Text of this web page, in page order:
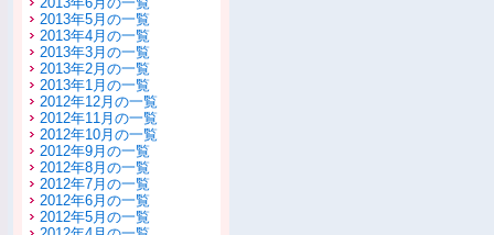
2013年5月の一覧
2013年4月の一覧
2013年3月の一覧
2013年2月の一覧
2013年1月の一覧
2012年12月の一覧
2012年11月の一覧
2012年10月の一覧
2012年9月の一覧
2012年8月の一覧
2012年7月の一覧
2012年6月の一覧
2012年5月の一覧